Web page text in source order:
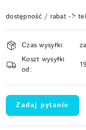
dostępność / rabat ->
Dostępność
i
dostawa
Czas wysyłki:
Koszt wysyłki
od:
19
Zadaj pytanie